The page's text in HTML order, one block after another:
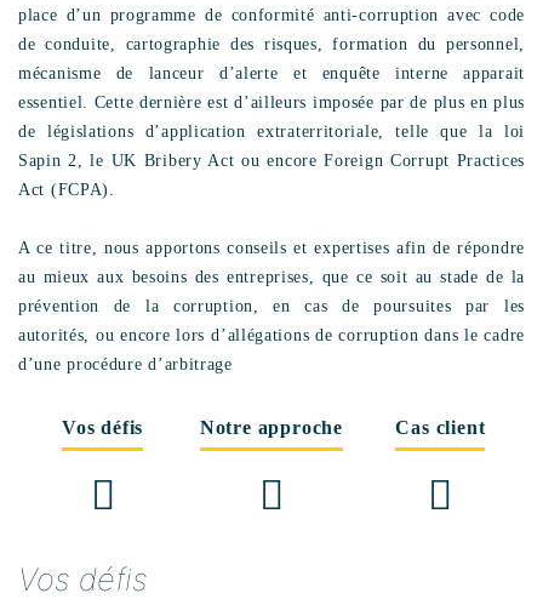
place d’un programme de conformité anti-corruption avec code
de conduite, cartographie des risques, formation du personnel,
mécanisme de lanceur d’alerte et enquête interne apparait
essentiel. Cette dernière est d’ailleurs imposée par de plus en plus
de législations d’application extraterritoriale, telle que la loi
Sapin 2, le UK Bribery Act ou encore Foreign Corrupt Practices
Act (FCPA).
A ce titre, nous apportons conseils et expertises afin de répondre
au mieux aux besoins des entreprises, que ce soit au stade de la
prévention de la corruption, en cas de poursuites par les
autorités, ou encore lors d’allégations de corruption dans le cadre
d’une procédure d’arbitrage
Vos défis Notre approche Cas client
Vos défis